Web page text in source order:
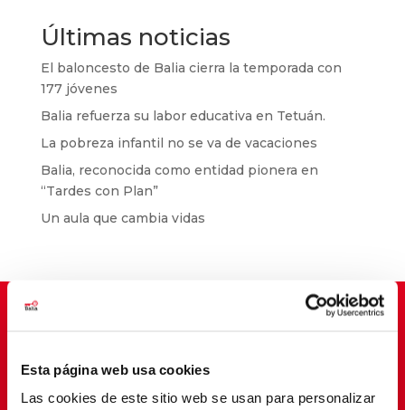
Esta página web usa cookies
Las cookies de este sitio web se usan para personalizar
Últimas noticias
El baloncesto de Balia cierra la temporada con
177 jóvenes
Balia refuerza su labor educativa en Tetuán.
La pobreza infantil no se va de vacaciones
Balia, reconocida como entidad pionera en
“Tardes con Plan”
Un aula que cambia vidas
Suscríbete para cambiar vidas